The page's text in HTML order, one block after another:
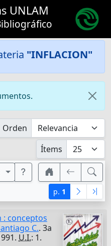
UNLAM
"INFLACION"
Orden
Ítems
p. 1
: conceptos
C.. 3a
U.I.: 1.